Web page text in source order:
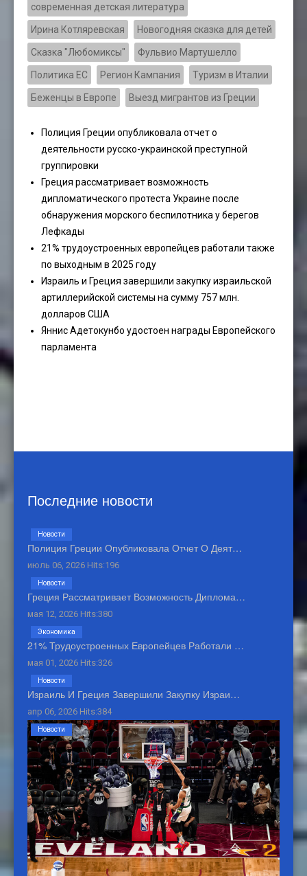
современная детская литература
Ирина Котляревская Новогодняя сказка для детей
Сказка "Любомиксы" Фульвио Мартушелло
Политика ЕС Регион Кампания Туризм в Италии
Беженцы в Европе Выезд мигрантов из Греции
Полиция Греции опубликовала отчет о
деятельности русско-украинской преступной
группировки
Греция рассматривает возможность
дипломатического протеста Украине после
обнаружения морского беспилотника у берегов
Лефкады
21% трудоустроенных европейцев работали также
по выходным в 2025 году
Израиль и Греция завершили закупку израильской
артиллерийской системы на сумму 757 млн.
долларов США
Яннис Адетокунбо удостоен награды Европейского
парламента
Последние новости
Полиция Греции Опубликовала Отчет О Деят…
июль 06, 2026 Hits:196
Новости
Греция Рассматривает Возможность Диплома…
мая 12, 2026 Hits:380
Новости
21% Трудоустроенных Европейцев Работали …
мая 01, 2026 Hits:326
Экономика
Израиль И Греция Завершили Закупку Израи…
апр 06, 2026 Hits:384
Новости
Новости